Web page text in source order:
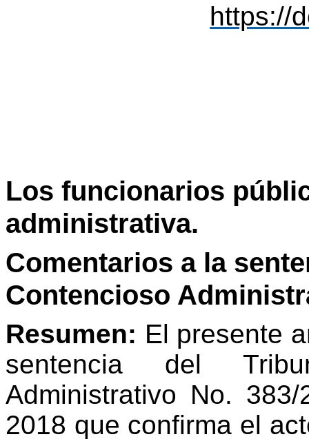
https://
Los funcionarios
administrativa.
Comentarios a la
Contencioso
Resumen: El presente
sentencia del
Administrativo No.
2018 que confirma el